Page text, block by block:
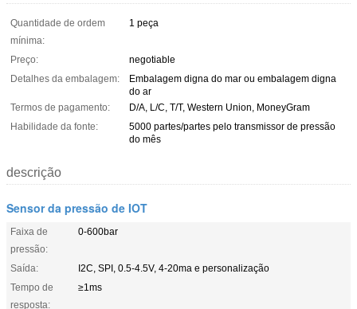
Quantidade de ordem
mínima:
1 peça
Preço:
negotiable
Detalhes da embalagem:
Embalagem digna do mar ou embalagem digna
do ar
Termos de pagamento:
D/A, L/C, T/T, Western Union, MoneyGram
Habilidade da fonte:
5000 partes/partes pelo transmissor de pressão
do mês
descrição
Sensor da pressão de IOT
Faixa de
pressão:
0-600bar
Saída:
I2C, SPI, 0.5-4.5V, 4-20ma e personalização
Tempo de
resposta:
≥1ms